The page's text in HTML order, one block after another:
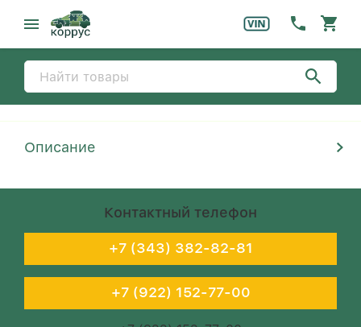
Описание
Контактный телефон
+7 (343) 382-82-81
+7 (922) 152-77-00